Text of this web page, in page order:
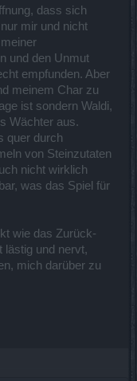
dass sich
mir und nicht
und den Unmut
empfunden. Aber
meinem Char zu
ist sondern Waldi,
Wächter aus.
quer durch
von Steinzutaten
nicht wirklich
was das Spiel für
wie das Zurück-
lästig und nervt,
mich darüber zu